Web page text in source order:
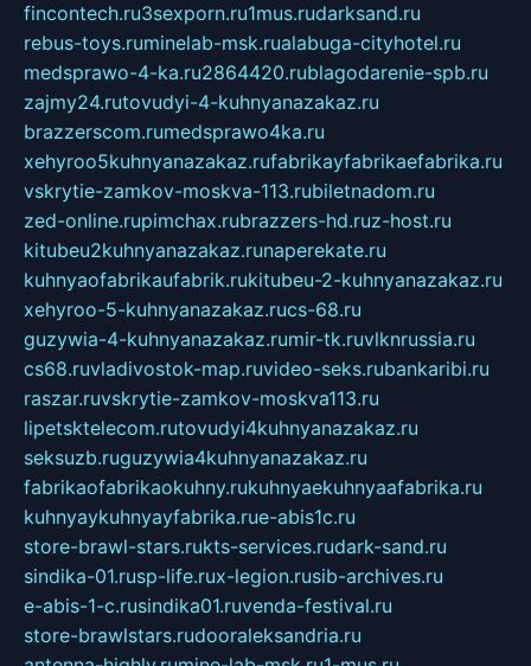
fincontech.ru3sexporn.ru1mus.rudarksand.ru
rebus-toys.ruminelab-msk.rualabuga-cityhotel.ru
medsprawo-4-ka.ru2864420.rublagodarenie-spb.ru
zajmy24.rutovudyi-4-kuhnyanazakaz.ru
brazzerscom.rumedsprawo4ka.ru
xehyroo5kuhnyanazakaz.rufabrikayfabrikaefabrika.ru
vskrytie-zamkov-moskva-113.rubiletnadom.ru
zed-online.rupimchax.rubrazzers-hd.ruz-host.ru
kitubeu2kuhnyanazakaz.runaperekate.ru
kuhnyaofabrikaufabrik.rukitubeu-2-kuhnyanazakaz.ru
xehyroo-5-kuhnyanazakaz.rucs-68.ru
guzywia-4-kuhnyanazakaz.rumir-tk.ruvlknrussia.ru
cs68.ruvladivostok-map.ruvideo-seks.rubankaribi.ru
raszar.ruvskrytie-zamkov-moskva113.ru
lipetsktelecom.rutovudyi4kuhnyanazakaz.ru
seksuzb.ruguzywia4kuhnyanazakaz.ru
fabrikaofabrikaokuhny.rukuhnyaekuhnyaafabrika.ru
kuhnyaykuhnyayfabrika.rue-abis1c.ru
store-brawl-stars.rukts-services.rudark-sand.ru
sindika-01.rusp-life.rux-legion.rusib-archives.ru
e-abis-1-c.rusindika01.ruvenda-festival.ru
store-brawlstars.rudooraleksandria.ru